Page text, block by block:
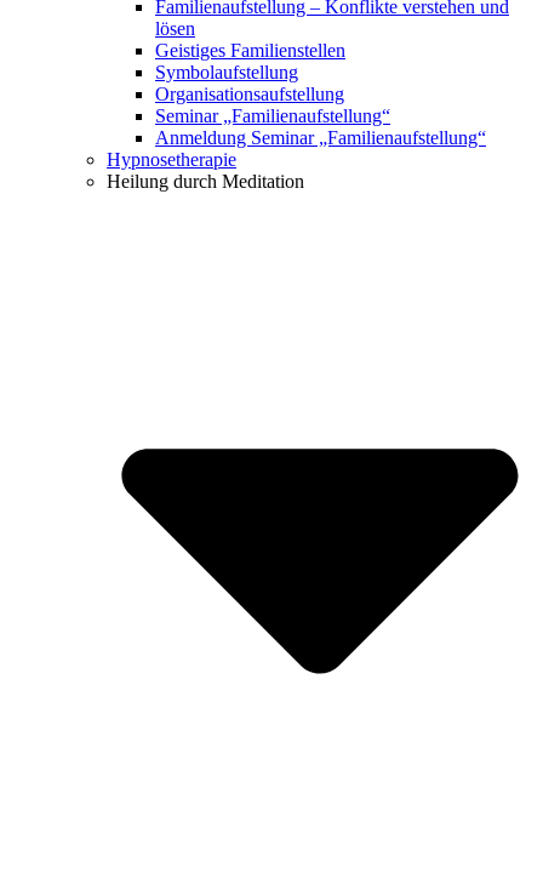
Familienaufstellung – Konflikte verstehen und
lösen
Geistiges Familienstellen
Symbolaufstellung
Organisationsaufstellung
Seminar „Familienaufstellung“
Anmeldung Seminar „Familienaufstellung“
Hypnosetherapie
Heilung durch Meditation